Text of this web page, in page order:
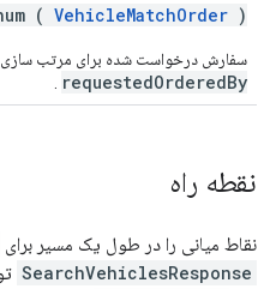
( VehicleMatchOrder )
سفارش درخواست شده برای مرتب سازی
requestedOrderedBy
نقطه راه
نقاط میانی را در طول یک مسیر برای
SearchVehiclesResponse